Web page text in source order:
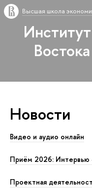
Высшая школа
Новости
Видео и аудио онлайн
Приём 2026: Интервью
Проектная